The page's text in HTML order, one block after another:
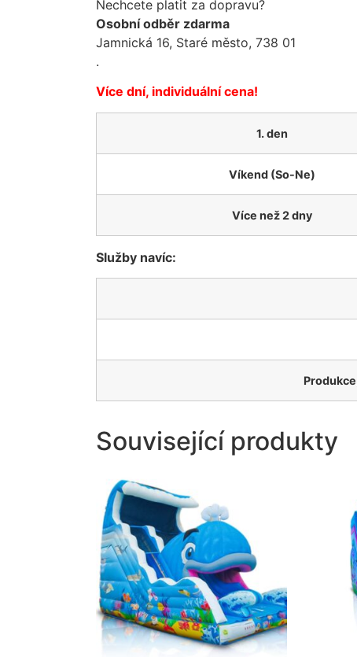
Nechcete platit za dopravu?
Osobní odběr zdarma
Jamnická 16, Staré město, 738 01
.
Více dní, individuální cena!
1. den
Víkend (So-Ne)
Více než 2 dny
Služby navíc:
Související produkty